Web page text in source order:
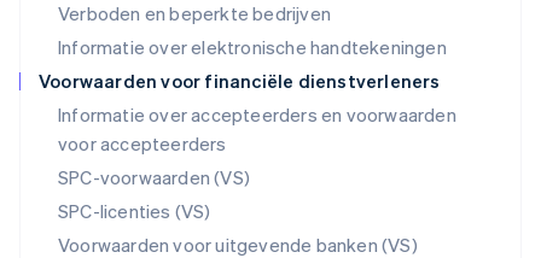
Verboden en beperkte bedrijven
Informatie over elektronische handtekeningen
Voorwaarden voor financiële dienstverleners
Informatie over accepteerders en voorwaarden
voor accepteerders
SPC-voorwaarden (VS)
SPC-licenties (VS)
Voorwaarden voor uitgevende banken (VS)
Nieuw-Zeeland
English
Noorwegen
English
Oostenrijk
DeutschEnglish
Polen
English
Portugal
PortuguêsEnglish